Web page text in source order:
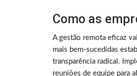
Como as
A gestão remota eficaz
mais bem-sucedidas
transparência radical.
reuniões de equipe para